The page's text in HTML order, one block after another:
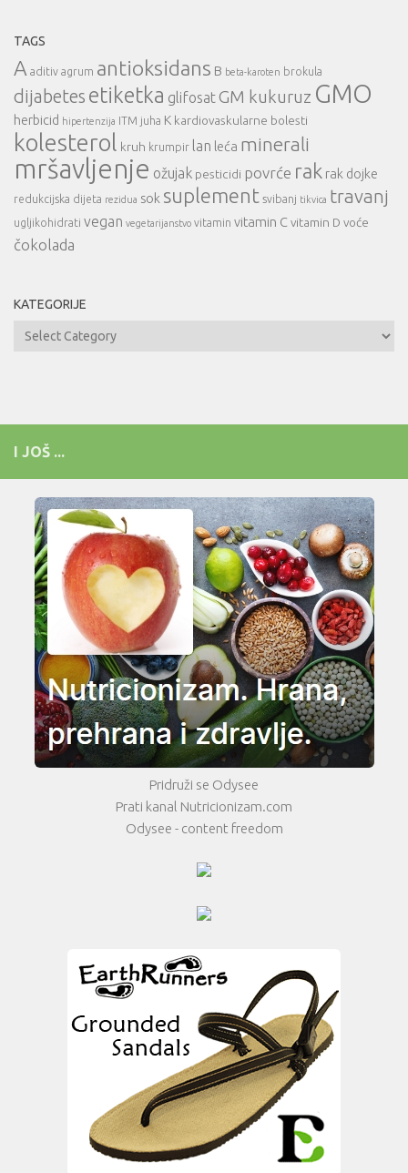
TAGS
A aditiv agrum antioksidans B beta-karoten brokula
dijabetes etiketka glifosatGM kukuruz GMO
herbicid hipertenzija ITM juha K kardiovaskularne bolesti
kolesterol kruh krumpir lan leća minerali
mršavljenje ožujak pesticidi povrće rak rak dojke
redukcijska dijeta rezidua sok suplement svibanj tikvica travanj
ugljikohidrati vegan vegetarijanstvo vitamin vitamin Cvitamin D voće
čokolada
KATEGORIJE
Kategorije
I JOŠ ...
Pridruži se Odysee
Prati kanal Nutricionizam.com
Odysee - content freedom